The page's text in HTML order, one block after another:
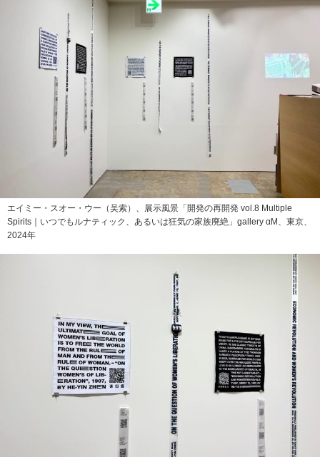
エイミー・スオー・ウー（吴索）、展示風景「開発の再開発 vol.8 Multiple
Spirits｜いつでもルナティック、あるいは狂気の家族廃絶」gallery αM、東京、
2024年